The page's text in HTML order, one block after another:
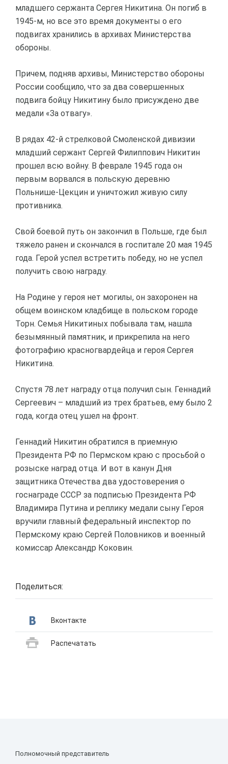
младшего сержанта Сергея Никитина. Он погиб в
1945-м, но все это время документы о его
подвигах хранились в архивах Министерства
обороны.
Причем, подняв архивы, Министерство обороны
России сообщило, что за два совершенных
подвига бойцу Никитину было присуждено две
медали «За отвагу».
В рядах 42-й стрелковой Смоленской дивизии
младший сержант Сергей Филиппович Никитин
прошел всю войну. В феврале 1945 года он
первым ворвался в польскую деревню
Польнише-Цекцин и уничтожил живую силу
противника.
Свой боевой путь он закончил в Польше, где был
тяжело ранен и скончался в госпитале 20 мая 1945
года. Герой успел встретить победу, но не успел
получить свою награду.
На Родине у героя нет могилы, он захоронен на
общем воинском кладбище в польском городе
Торн. Семья Никитиных побывала там, нашла
безымянный памятник, и прикрепила на него
фотографию красногвардейца и героя Сергея
Никитина.
Спустя 78 лет награду отца получил сын. Геннадий
Сергеевич – младший из трех братьев, ему было 2
года, когда отец ушел на фронт.
Геннадий Никитин обратился в приемную
Президента РФ по Пермском краю с просьбой о
розыске наград отца. И вот в канун Дня
защитника Отечества два удостоверения о
госнаграде СССР за подписью Президента РФ
Владимира Путина и реплику медали сыну Героя
вручили главный федеральный инспектор по
Пермскому краю Сергей Половников и военный
комиссар Александр Коковин.
Поделиться:
Вконтакте
Распечатать
Полномочный представитель